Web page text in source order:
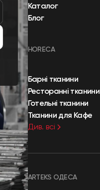
Каталог
Блог
HORECA
Барні тканини
Ресторанні тканини
Готельні тканини
Тканини для Кафе
Див. всі
ARTEKS ОДЕСА